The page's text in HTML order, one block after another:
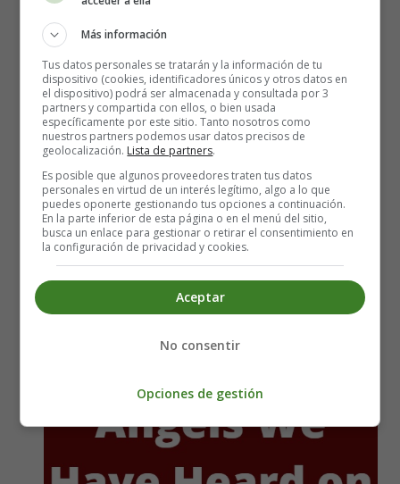
Alphabet in Motion
Learn the abc's with ease
While getting fit and having fun
Alphabetize your exercise
And do your moves one by one
At the store or in the park
You'll cause a small commotion
If you suddenly stand and start
The alphabet in motion.
Angels We Have Heard on High - Christmas
Más información
Tus datos personales se tratarán y la información de tu
dispositivo (cookies, identificadores únicos y otros datos en
el dispositivo) podrá ser almacenada y consultada por 3
partners y compartida con ellos, o bien usada
específicamente por este sitio. Tanto nosotros como
nuestros partners podemos usar datos precisos de
geolocalización. Lista de partners.
Es posible que algunos proveedores traten tus datos
personales en virtud de un interés legítimo, algo a lo que
puedes oponerte gestionando tus opciones a continuación.
En la parte inferior de esta página o en el menú del sitio,
busca un enlace para gestionar o retirar el consentimiento en
la configuración de privacidad y cookies.
Aceptar
No consentir
Opciones de gestión